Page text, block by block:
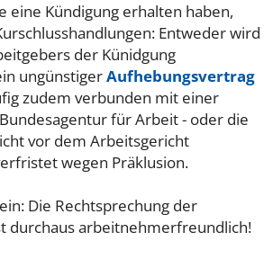
eine Kündigung erhalten haben,
Entweder wird
der Künidgung
ungünstigerAufhebungsvertrag
zudem verbunden mit einer
für Arbeit - oder die
vor dem Arbeitsgericht
wegen Präklusion.
Die Rechtsprechung der
durchaus arbeitnehmerfreundlich!